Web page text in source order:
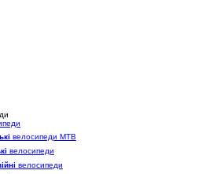
велосипеди MTB
велосипеди
велосипеди